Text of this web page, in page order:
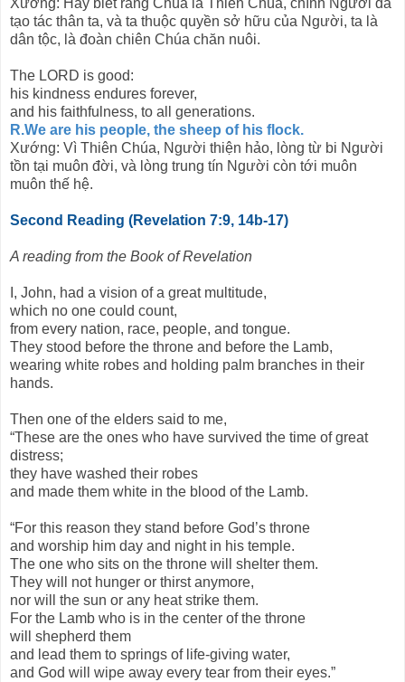
Xướng: Hãy biết rằng Chúa là Thiên Chúa, chính Người đã
tạo tác thân ta, và ta thuộc quyền sở hữu của Người, ta là
dân tộc, là đoàn chiên Chúa chăn nuôi.
The LORD is good:
his kindness endures forever,
and his faithfulness, to all generations.
R.We are his people, the sheep of his flock.
Xướng: Vì Thiên Chúa, Người thiện hảo, lòng từ bi Người
tồn tại muôn đời, và lòng trung tín Người còn tới muôn
muôn thế hệ.
Second Reading (Revelation 7:9, 14b-17)
A reading from the Book of Revelation
I, John, had a vision of a great multitude,
which no one could count,
from every nation, race, people, and tongue.
They stood before the throne and before the Lamb,
wearing white robes and holding palm branches in their
hands.
Then one of the elders said to me,
“These are the ones who have survived the time of great
distress;
they have washed their robes
and made them white in the blood of the Lamb.
“For this reason they stand before God’s throne
and worship him day and night in his temple.
The one who sits on the throne will shelter them.
They will not hunger or thirst anymore,
nor will the sun or any heat strike them.
For the Lamb who is in the center of the throne
will shepherd them
and lead them to springs of life-giving water,
and God will wipe away every tear from their eyes.”